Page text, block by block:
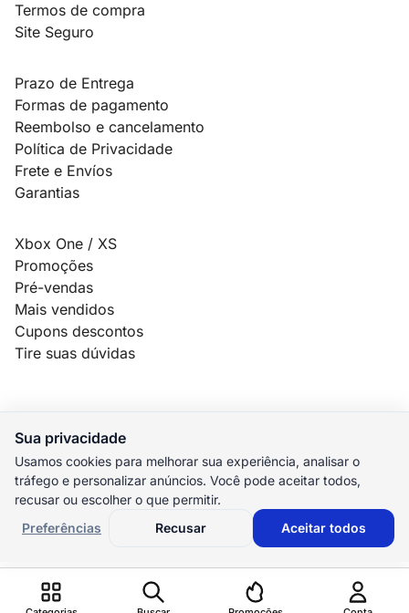
Termos de compra
Site Seguro
Prazo de Entrega
Formas de pagamento
Reembolso e cancelamento
Política de Privacidade
Frete e Envíos
Garantias
Xbox One / XS
Promoções
Pré-vendas
Mais vendidos
Cupons descontos
Tire suas dúvidas
© 2026 MauroSPBR Games. Todos os direitos reservados.
elo HIPER AMEX pix
Preferências de cookies
Sua privacidade
Usamos cookies para melhorar sua experiência, analisar o
tráfego e personalizar anúncios. Você pode aceitar todos,
recusar ou escolher o que permitir.
Preferências
Recusar Aceitar todos